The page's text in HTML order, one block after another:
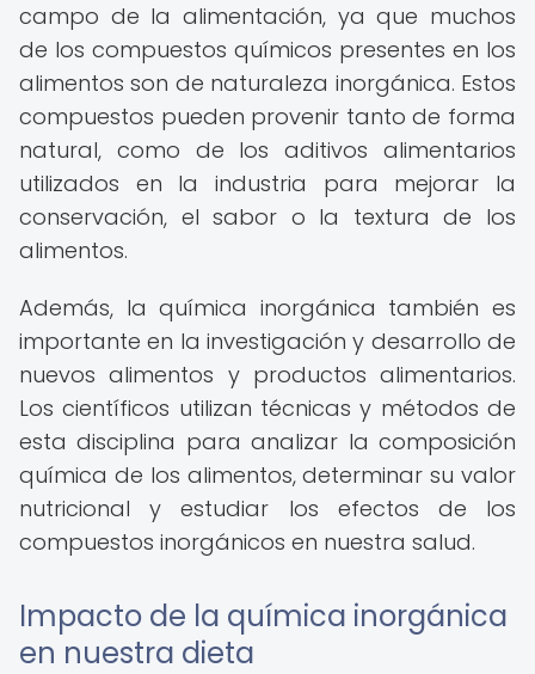
campo de la alimentación, ya que muchos
de los compuestos químicos presentes en los
alimentos son de naturaleza inorgánica. Estos
compuestos pueden provenir tanto de forma
natural, como de los aditivos alimentarios
utilizados en la industria para mejorar la
conservación, el sabor o la textura de los
alimentos.
Además, la química inorgánica también es
importante en la investigación y desarrollo de
nuevos alimentos y productos alimentarios.
Los científicos utilizan técnicas y métodos de
esta disciplina para analizar la composición
química de los alimentos, determinar su valor
nutricional y estudiar los efectos de los
compuestos inorgánicos en nuestra salud.
Impacto de la química inorgánica
en nuestra dieta